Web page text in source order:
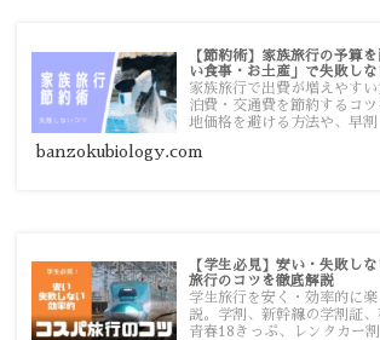
【節約術】家族旅行の予算
い食事・お土産」で失敗しな
家族旅行で出費が増えやす
泊費・交通費を節約するコ
地価格を避ける方法や、早
banzokubiology.com
【学生必見】安い・失敗し
旅行のコツを徹底解説
学生旅行を安く・効率的に
説。学割、新幹線の学割証
青春18きっぷ、レンタカー